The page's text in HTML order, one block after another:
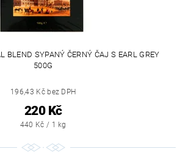
BLEND SYPANÝ ČERNÝ ČAJ S EARL GREY
500G
196,43 Kč bez DPH
220 Kč
440 Kč / 1 kg